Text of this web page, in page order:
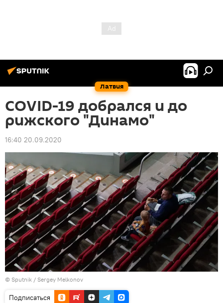
Латвия
COVID-19 добрался и до
рижского "Динамо"
16:40 20.09.2020
© Sputnik / Sergey Melkonov
Подписаться